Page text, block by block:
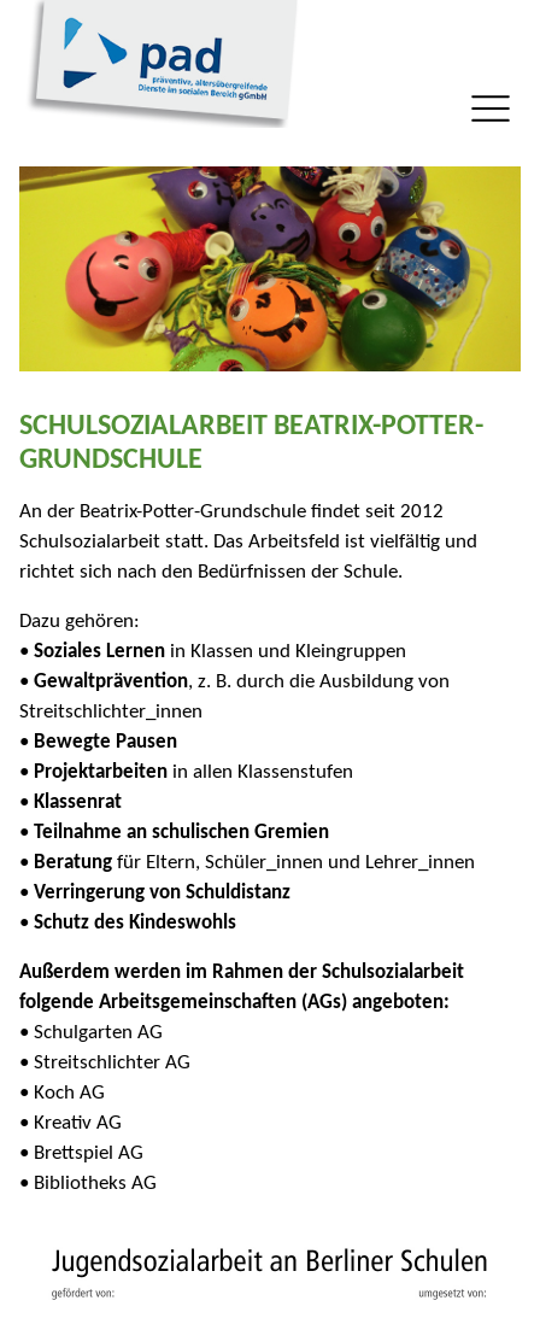
SCHULSOZIALARBEIT BEATRIX-POTTER-
GRUNDSCHULE
An der Beatrix-Potter-Grundschule findet seit 2012
Schulsozialarbeit statt. Das Arbeitsfeld ist vielfältig und
richtet sich nach den Bedürfnissen der Schule.
Dazu gehören:
• Soziales Lernen in Klassen und Kleingruppen
• Gewaltprävention, z. B. durch die Ausbildung von
Streitschlichter_innen
• Bewegte Pausen
• Projektarbeiten in allen Klassenstufen
• Klassenrat
• Teilnahme an schulischen Gremien
• Beratung für Eltern, Schüler_innen und Lehrer_innen
• Verringerung von Schuldistanz
• Schutz des Kindeswohls
Außerdem werden im Rahmen der Schulsozialarbeit
folgende Arbeitsgemeinschaften (AGs) angeboten:
• Schulgarten AG
• Streitschlichter AG
• Koch AG
• Kreativ AG
• Brettspiel AG
• Bibliotheks AG